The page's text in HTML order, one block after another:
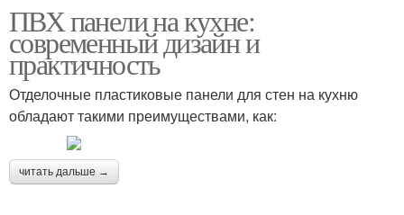
ПВХ панели на кухне:
современный дизайн и
практичность
Отделочные пластиковые панели для стен на кухню
обладают такими преимуществами, как:
читать дальше →